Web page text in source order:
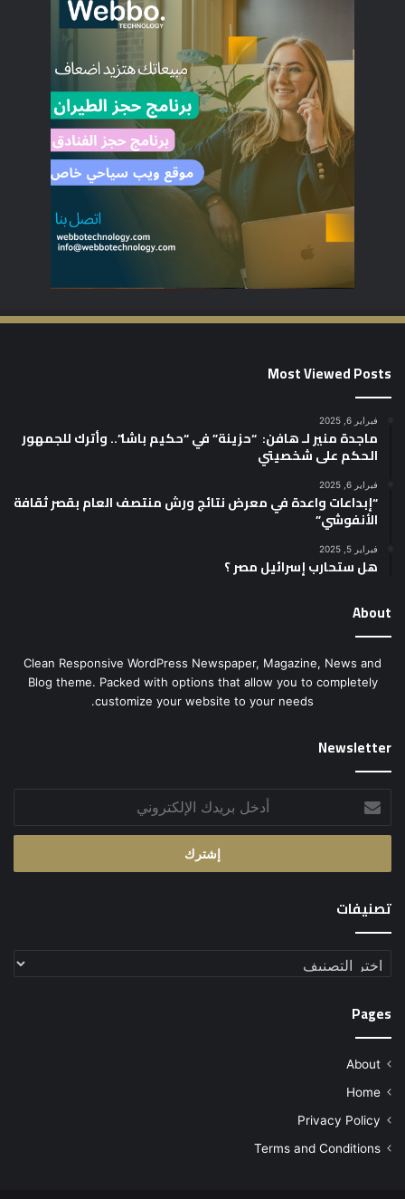
Most Viewed Posts
فبراير 6, 2025
ماجدة منير لـ هافن: “حزينة” في “حكيم باشا”.. وأترك للجمهور
الحكم على شخصيتي
فبراير 6, 2025
“إبداعات واعدة في معرض نتائج ورش منتصف العام بقصر ثقافة
الأنفوشي”
فبراير 5, 2025
هل ستحارب إسرائيل مصر ؟
About
Clean Responsive WordPress Newspaper, Magazine, News and
Blog theme. Packed with options that allow you to completely
customize your website to your needs.
Newsletter
بريدك
الإلكتروني
تصنيفات
تصنيفات
Pages
About
Home
Privacy Policy
Terms and Conditions